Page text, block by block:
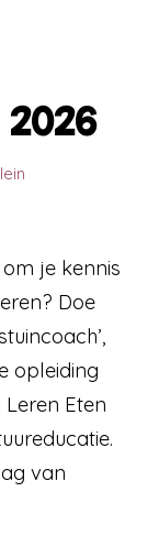
je kennis
Doe
opleiding
Eten
van